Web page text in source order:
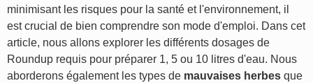
minimisant les risques pour la santé et l'environnement, il
est crucial de bien comprendre son mode d'emploi. Dans cet
article, nous allons explorer les différents dosages de
Roundup requis pour préparer 1, 5 ou 10 litres d'eau. Nous
aborderons également les types de mauvaises herbes que